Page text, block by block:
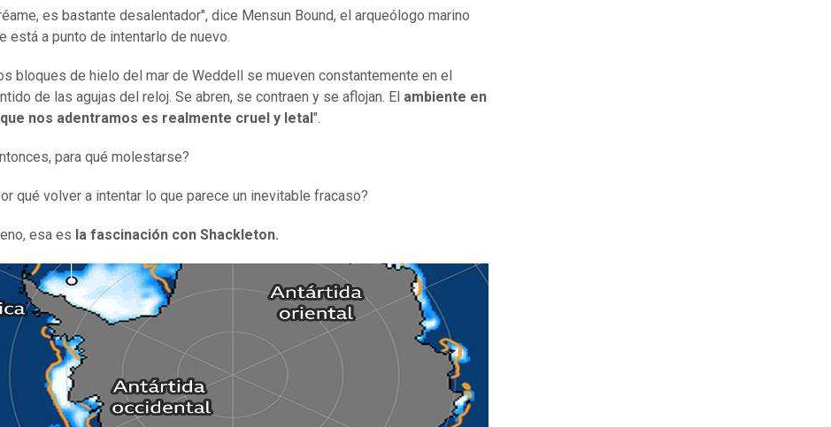
es bastante desalentador", dice Mensun Bound, el arqueólogo marino
está a punto de intentarlo de nuevo.
bloques de hielo del mar de Weddell se mueven constantemente en el
de las agujas del reloj. Se abren, se contraen y se aflojan. El ambiente en
nos adentramos es realmente cruel y letal ".
para qué molestarse?
qué volver a intentar lo que parece un inevitable fracaso?
esa es la fascinación con Shackleton.